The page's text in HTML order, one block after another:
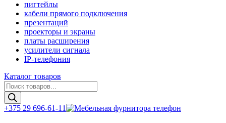
пигтейлы
кабели прямого подключения
презентаций
проекторы и экраны
платы расширения
усилители сигнала
IP-телефония
Каталог товаров
Поиск
товаров
+375 29 696-61-11